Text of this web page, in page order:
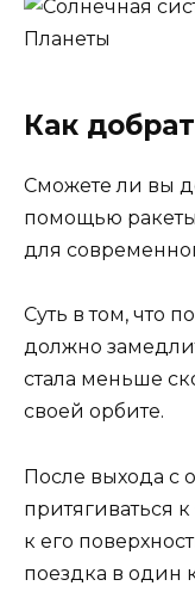
Планеты
Как
Сможете ли вы
помощью
для
Суть в том, что
должно
стала меньше
своей орбите.
После выхода с
притягиваться
к его
поездка в один